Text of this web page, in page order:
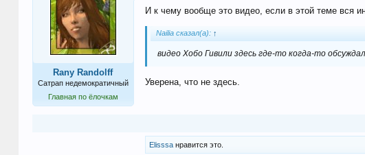
Rany Randolff
Сатрап недемократичный
Главная по ёлочкам
И к чему вообще это видео, если в этой теме вся
Nailia сказал(а): ↑
видео Хобо Гивили здесь где-то когда-то
Уверена, что не здесь.
Elisssaнравится это.